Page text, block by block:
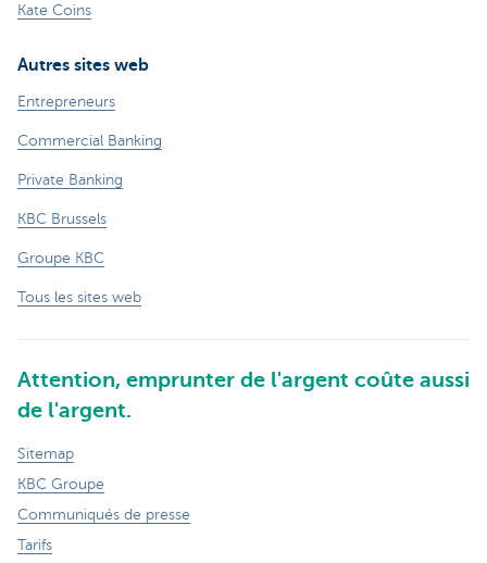
Kate Coins
Autres sites web
Entrepreneurs
Commercial Banking
Private Banking
KBC Brussels
Groupe KBC
Tous les sites web
Attention, emprunter de l'argent coûte aussi
de l'argent.
Sitemap
KBC Groupe
Communiqués de presse
Tarifs